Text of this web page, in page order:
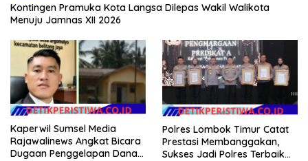
Kontingen Pramuka Kota Langsa Dilepas Wakil Walikota
Menuju Jamnas XII 2026
Kaperwil Sumsel Media
Rajawalinews Angkat Bicara
Dugaan Penggelapan Dana
Polres Lombok Timur Catat
Prestasi Membanggakan,
Sukses Jadi Polres Terbaik